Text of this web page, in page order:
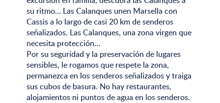
su ritmo… Las Calanques unen Marsella con
Cassis a lo largo de casi 20 km de senderos
señalizados. Las Calanques, una zona virgen que
necesita protección…
Por su seguridad y la preservación de lugares
sensibles, le rogamos que respete la zona,
permanezca en los senderos señalizados y traiga
sus cubos de basura. No hay restaurantes,
alojamientos ni puntos de agua en los senderos.